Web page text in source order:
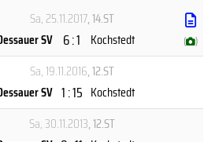
Sa, 25.11.2017, 14.ST
SV 6 : 1 Kochstedt ( )
Sa, 19.11.2016, 12.ST
SV 1 : 15 Kochstedt
Sa, 30.11.2013, 12.ST